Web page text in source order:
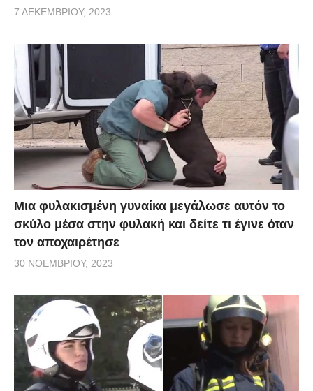
7 ΔΕΚΕΜΒΡΊΟΥ, 2023
Μια φυλακισμένη γυναίκα μεγάλωσε αυτόν το
σκύλο μέσα στην φυλακή και δείτε τι έγινε όταν
τον αποχαιρέτησε
30 ΝΟΕΜΒΡΊΟΥ, 2023